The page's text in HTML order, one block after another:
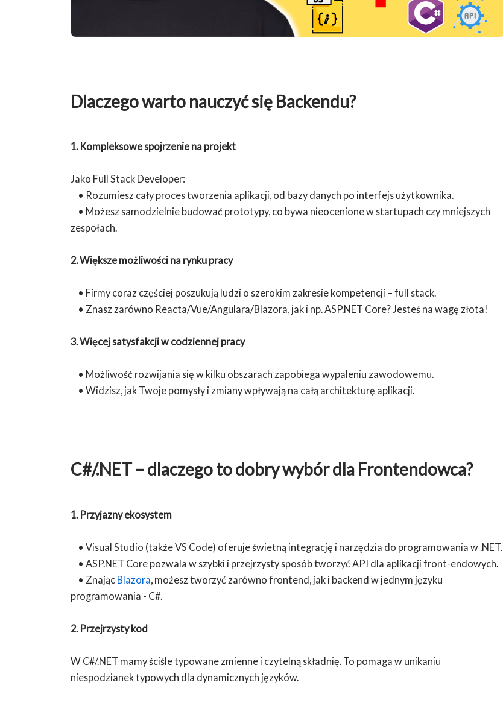
Dlaczego warto nauczyć się Backendu?
1. Kompleksowe spojrzenie na projekt
Jako Full Stack Developer:
• Rozumiesz cały proces tworzenia aplikacji, od bazy danych po interfejs użytkownika.
• Możesz samodzielnie budować prototypy, co bywa nieocenione w startupach czy mniejszych
zespołach.
2. Większe możliwości na rynku pracy
• Firmy coraz częściej poszukują ludzi o szerokim zakresie kompetencji – full stack.
• Znasz zarówno Reacta/Vue/Angulara/Blazora, jak i np. ASP.NET Core? Jesteś na wagę złota!
3. Więcej satysfakcji w codziennej pracy
• Możliwość rozwijania się w kilku obszarach zapobiega wypaleniu zawodowemu.
• Widzisz, jak Twoje pomysły i zmiany wpływają na całą architekturę aplikacji.
C#/.NET – dlaczego to dobry wybór dla Frontendowca?
1. Przyjazny ekosystem
• Visual Studio (także VS Code) oferuje świetną integrację i narzędzia do programowania w .NET.
• ASP.NET Core pozwala w szybki i przejrzysty sposób tworzyć API dla aplikacji front-endowych.
• Znając Blazora, możesz tworzyć zarówno frontend, jak i backend w jednym języku
programowania - C#.
2. Przejrzysty kod
W C#/.NET mamy ściśle typowane zmienne i czytelną składnię. To pomaga w unikaniu
niespodzianek typowych dla dynamicznych języków.